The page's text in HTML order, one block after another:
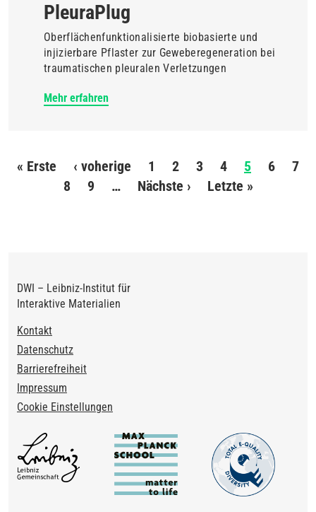
PleuraPlug
Oberflächenfunktionalisierte biobasierte und
injizierbare Pflaster zur Geweberegeneration bei
traumatischen pleuralen Verletzungen
Mehr erfahren
Seitennummerierung
« Erste Erste
Seite
‹ voherige Vorherige
Seite
1 2 3 4 5 6
7
8
9 … Nächste ›Nächste
Letzte »
DWI – Leibniz-Institut für
Interaktive Materialien
Footer
Kontakt
Datenschutz
Barrierefreiheit
Impressum
Cookie Einstellungen